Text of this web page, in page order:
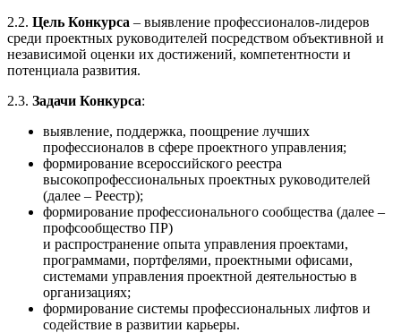
2.2. Цель Конкурса – выявление профессионалов-лидеров
среди проектных руководителей посредством объективной и
независимой оценки их достижений, компетентности и
потенциала развития.
2.3. Задачи Конкурса:
выявление, поддержка, поощрение лучших
профессионалов в сфере проектного управления;
формирование всероссийского реестра
высокопрофессиональных проектных руководителей
(далее – Реестр);
формирование профессионального сообщества (далее –
профсообщество ПР)
и распространение опыта управления проектами,
программами, портфелями, проектными офисами,
системами управления проектной деятельностью в
организациях;
формирование системы профессиональных лифтов и
содействие в развитии карьеры.